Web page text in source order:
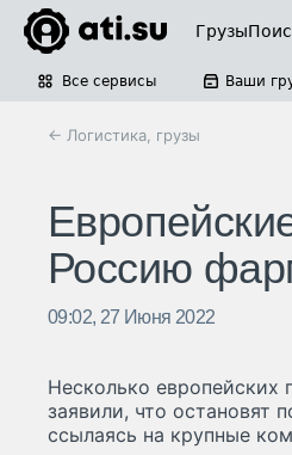
Грузы
Все сервисы Ваши
← Логистика, грузы
Россию
09:02, 27 Июня 2022
Несколько европейских
заявили, что остановят
ссылаясь на крупные